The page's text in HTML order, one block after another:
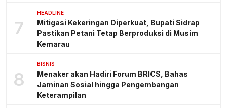
7
HEADLINE
Mitigasi Kekeringan Diperkuat, Bupati Sidrap
Pastikan Petani Tetap Berproduksi di Musim
Kemarau
8
BISNIS
Menaker akan Hadiri Forum BRICS, Bahas
Jaminan Sosial hingga Pengembangan
Keterampilan